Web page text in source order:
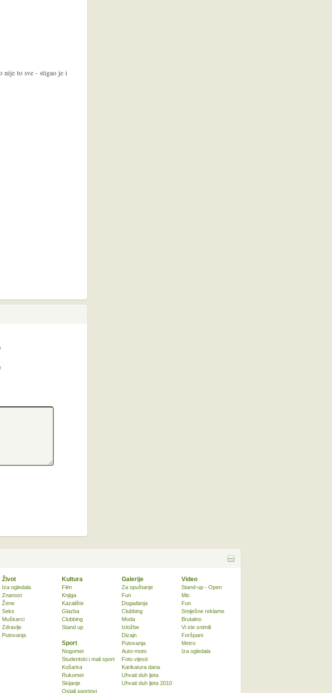
nije to sve - stigao je i
Život
Iza ogledala
Znanost
Žene
Seks
Muškarci
Zdravlje
Putovanja
Kultura
Film
Knjiga
Kazalište
Glazba
Clubbing
Stand up
Sport
Nogomet
Studentski i mali sport
Košarka
Rukomet
Skijanje
Ostali sportovi
Galerije
Za opuštanje
Fun
Događanja
Clubbing
Moda
Izložbe
Dizajn
Putovanja
Auto-moto
Foto vijesti
Karikatura dana
Uhvati duh ljeta
Uhvati duh ljeta 2010
Video
Stand-up - Open
Mic
Fun
Smiješne reklame
Brutalno
Vi ste snimili
Foršpani
Metro
Iza ogledala